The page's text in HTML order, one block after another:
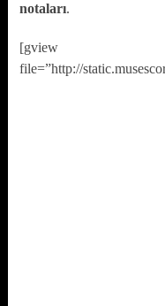
notaları.
[gview
file=”http://